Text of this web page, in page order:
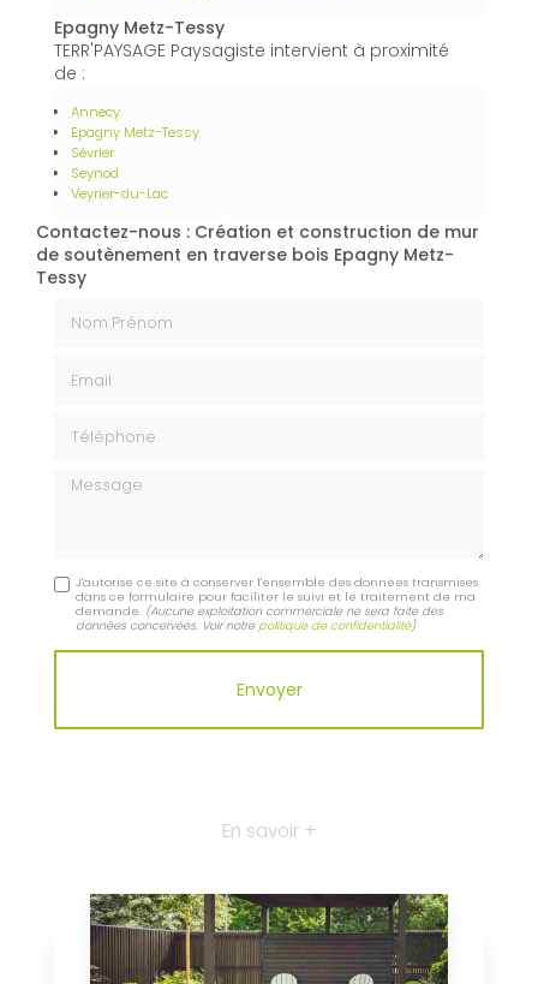
Epagny Metz-Tessy
TERR'PAYSAGE Paysagiste intervient à proximité
de :
Annecy
Epagny Metz-Tessy
Sévrier
Seynod
Veyrier-du-Lac
Contactez-nous : Création et construction de mur
de soutènement en traverse bois Epagny Metz-
Tessy
Message
J'autorise ce site à conserver l'ensemble des données transmises
dans ce formulaire pour faciliter le suivi et le traitement de ma
demande. (Aucune exploitation commerciale ne sera faite des
données concervées. Voir notrepolitique de confidentialité)
En savoir +